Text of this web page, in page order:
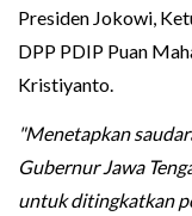
Presiden Jokowi,
DPP PDIP Puan
Kristiyanto.
"Menetapkan
Gubernur Jawa
untuk ditingkatkan